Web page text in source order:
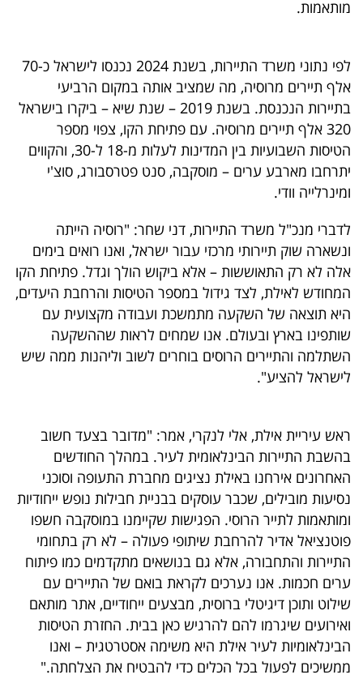
פעולה
דרושים
ניוזלטרים
מייל
אדום
פרסמו
באייס
מותאמות.
לפי נתוני משרד התיירות, בשנת 2024 נכנסו לישראל כ-70
אלף תיירים מרוסיה, מה שמציב אותה במקום הרביעי
בתיירות הנכנסת. בשנת 2019 – שנת שיא – ביקרו בישראל
320 אלף תיירים מרוסיה. עם פתיחת הקו, צפוי מספר
הטיסות השבועיות בין המדינות לעלות מ-18 ל-30, והקווים
יתרחבו מארבע ערים – מוסקבה, סנט פטרסבורג, סוצ'י
ומינרלייה וודי.
לדברי מנכ"ל משרד התיירות, דני שחר: "רוסיה הייתה
ונשארה שוק תיירותי מרכזי עבור ישראל, ואנו רואים בימים
אלה לא רק התאוששות – אלא ביקוש הולך וגדל. פתיחת הקו
המחודש לאילת, לצד גידול במספר הטיסות והרחבת היעדים,
היא תוצאה של השקעה מתמשכת ועבודה מקצועית עם
שותפינו בארץ ובעולם. אנו שמחים לראות שההשקעה
השתלמה והתיירים הרוסים בוחרים לשוב וליהנות ממה שיש
לישראל להציע".
ראש עיריית אילת, אלי לנקרי, אמר: "מדובר בצעד חשוב
בהשבת התיירות הבינלאומית לעיר. במהלך החודשים
האחרונים אירחנו באילת נציגים מחברת התעופה וסוכני
נסיעות מובילים, שכבר עוסקים בבניית חבילות נופש ייחודיות
ומותאמות לתייר הרוסי. הפגישות שקיימנו במוסקבה חשפו
פוטנציאל אדיר להרחבת שיתופי פעולה – לא רק בתחומי
התיירות והתחבורה, אלא גם בנושאים מתקדמים כמו פיתוח
ערים חכמות. אנו נערכים לקראת בואם של התיירים עם
שילוט ותוכן דיגיטלי ברוסית, מבצעים ייחודיים, אתר מותאם
ואירועים שיגרמו להם להרגיש כאן בבית. החזרת הטיסות
הבינלאומיות לעיר אילת היא משימה אסטרטגית – ואנו
ממשיכים לפעול בכל הכלים כדי להבטיח את הצלחתה."